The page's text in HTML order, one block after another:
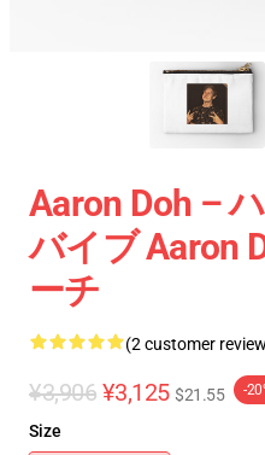
Aaron Doh –
バイブ Aaron
ーチ
(2 customer
¥3,906 ¥3,125 $21.55 -
Size